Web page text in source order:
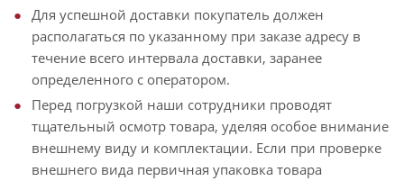
Для успешной доставки покупатель должен
располагаться по указанному при заказе адресу в
течение всего интервала доставки, заранее
определенного с оператором.
Перед погрузкой наши сотрудники проводят
тщательный осмотр товара, уделяя особое внимание
внешнему виду и комплектации. Если при проверке
внешнего вида первичная упаковка товара